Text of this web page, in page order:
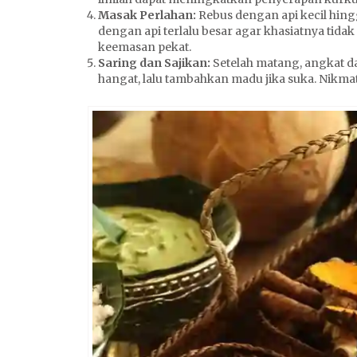
Masak Perlahan: Rebus dengan api kecil
dengan api terlalu besar agar khasiatnya
keemasan pekat.
Saring dan Sajikan: Setelah matang, angkat
hangat, lalu tambahkan madu jika suka.